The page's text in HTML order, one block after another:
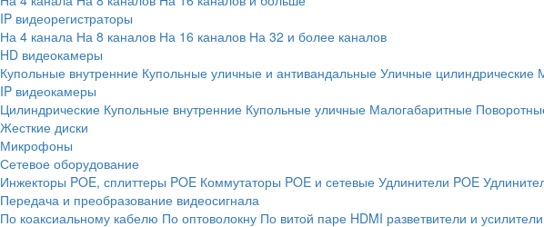
IP видеорегистраторы
На 4 канала На 8 каналов На 16 каналов На 32 и более каналов
HD видеокамеры
Купольные внутренние Купольные уличные и антивандальные Уличные цилиндрические
IP видеокамеры
Цилиндрические Купольные внутренние Купольные уличные Малогабаритные
Жесткие диски
Микрофоны
Сетевое оборудование
Инжекторы POE, сплиттеры POE Коммутаторы POE и сетевые Удлинители POE
Передача и преобразование видеосигнала
По коаксиальному кабелю По оптоволокну По витой паре HDMI разветвители и усилители